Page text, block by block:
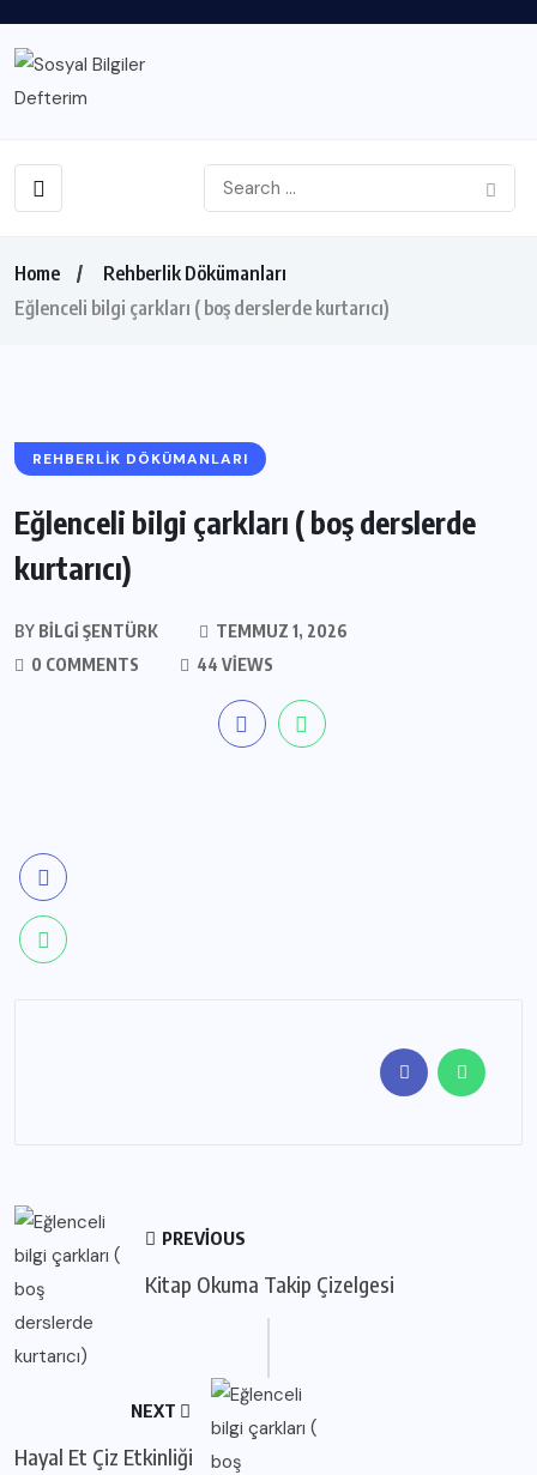
Home
Rehberlik Dökümanları
Eğlenceli bilgi çarkları ( boş derslerde kurtarıcı)
REHBERLIK DÖKÜMANLARI
Eğlenceli bilgi çarkları ( boş derslerde
kurtarıcı)
BY BILGI ŞENTÜRK
TEMMUZ 1, 2026
0 COMMENTS
44 VIEWS
PREVIOUS
Kitap Okuma Takip Çizelgesi
NEXT
Hayal Et Çiz Etkinliği